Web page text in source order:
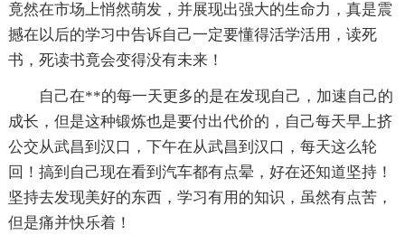
竟然在市场上悄然萌发，并展现出强大的生命力，真是震
撼在以后的学习中告诉自己一定要懂得活学活用，读死
书，死读书竟会变得没有未来！
自己在**的每一天更多的是在发现自己，加速自己的
成长，但是这种锻炼也是要付出代价的，自己每天早上挤
公交从武昌到汉口，下午在从武昌到汉口，每天这么轮
回！搞到自己现在看到汽车都有点晕，好在还知道坚持！
坚持去发现美好的东西，学习有用的知识，虽然有点苦，
但是痛并快乐着！